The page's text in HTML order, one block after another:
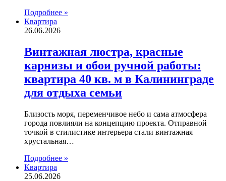
Подробнее »
Квартира
26.06.2026
Винтажная люстра, красные
карнизы и обои ручной работы:
квартира 40 кв. м в Калининграде
для отдыха семьи
Близость моря, переменчивое небо и сама атмосфера
города повлияли на концепцию проекта. Отправной
точкой в стилистике интерьера стали винтажная
хрустальная…
Подробнее »
Квартира
25.06.2026